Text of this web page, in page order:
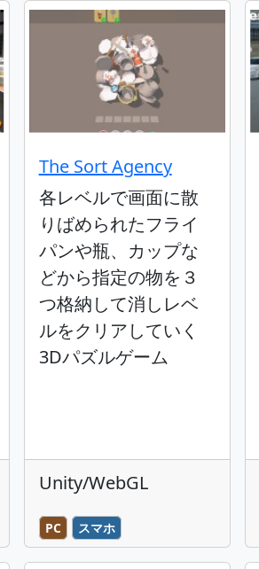
The Sort Agency
各レベルで画面に散
りばめられたフライ
パンや瓶、カップな
どから指定の物を３
つ格納して消しレベ
ルをクリアしていく
3Dパズルゲーム
Unity/WebGL
PC スマホ